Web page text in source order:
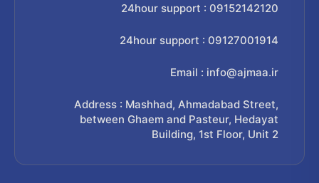
24hour support : 09152142120
24hour support : 09127001914
Email : info@ajmaa.ir
Address : Mashhad, Ahmadabad Street,
between Ghaem and Pasteur, Hedayat
Building, 1st Floor, Unit 2